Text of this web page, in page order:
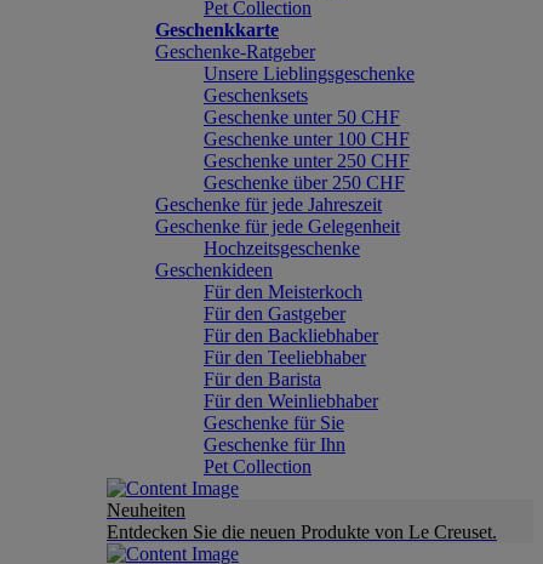
Pet Collection
Geschenkkarte
Geschenke-Ratgeber
Unsere Lieblingsgeschenke
Geschenksets
Geschenke unter 50 CHF
Geschenke unter 100 CHF
Geschenke unter 250 CHF
Geschenke über 250 CHF
Geschenke für jede Jahreszeit
Geschenke für jede Gelegenheit
Hochzeitsgeschenke
Geschenkideen
Für den Meisterkoch
Für den Gastgeber
Für den Backliebhaber
Für den Teeliebhaber
Für den Barista
Für den Weinliebhaber
Geschenke für Sie
Geschenke für Ihn
Pet Collection
Neuheiten
Entdecken Sie die neuen Produkte von Le Creuset.